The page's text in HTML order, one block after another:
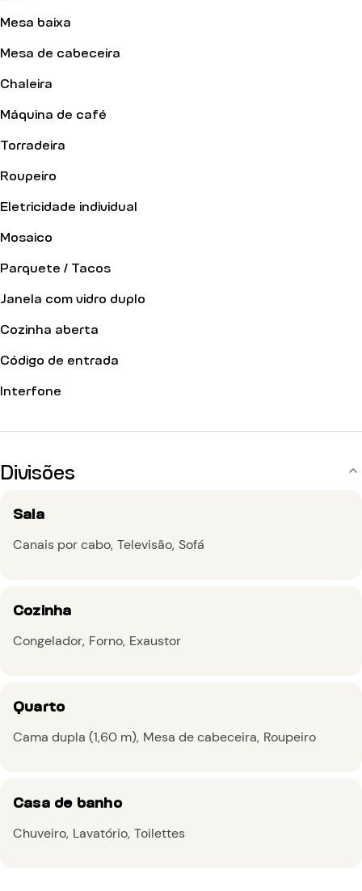
Mesa baixa
Mesa de cabeceira
Chaleira
Máquina de café
Torradeira
Roupeiro
Eletricidade individual
Mosaico
Parquete / Tacos
Janela com vidro duplo
Cozinha aberta
Código de entrada
Interfone
Divisões
Sala
Canais por cabo Televisão Sofá
Cozinha
Congelador Forno Exaustor
Quarto
Cama dupla (1,60 m) Mesa de cabeceira Roupeiro
Casa de banho
Chuveiro Lavatório Toilettes